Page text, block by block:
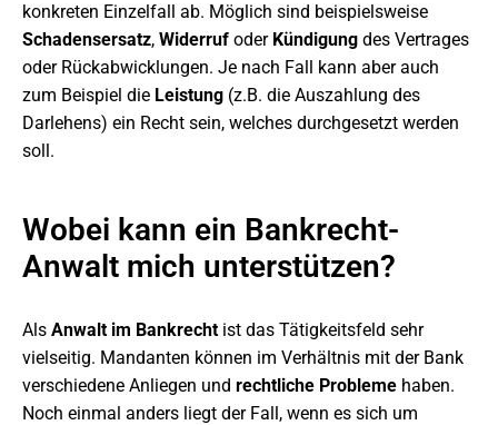
konkreten Einzelfall ab. Möglich sind beispielsweise
Schadensersatz, Widerruf oder Kündigung des Vertrages
oder Rückabwicklungen. Je nach Fall kann aber auch
zum Beispiel die Leistung (z.B. die Auszahlung des
Darlehens) ein Recht sein, welches durchgesetzt werden
soll.
Wobei kann ein Bankrecht-
Anwalt mich unterstützen?
Als Anwalt im Bankrecht ist das Tätigkeitsfeld sehr
vielseitig. Mandanten können im Verhältnis mit der Bank
verschiedene Anliegen und rechtliche Probleme haben.
Noch einmal anders liegt der Fall, wenn es sich um